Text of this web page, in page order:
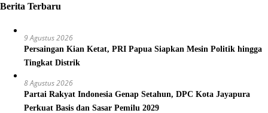
Berita Terbaru
9 Agustus 2026
Persaingan Kian Ketat, PRI Papua Siapkan Mesin Politik hingga
Tingkat Distrik
8 Agustus 2026
Partai Rakyat Indonesia Genap Setahun, DPC Kota Jayapura
Perkuat Basis dan Sasar Pemilu 2029